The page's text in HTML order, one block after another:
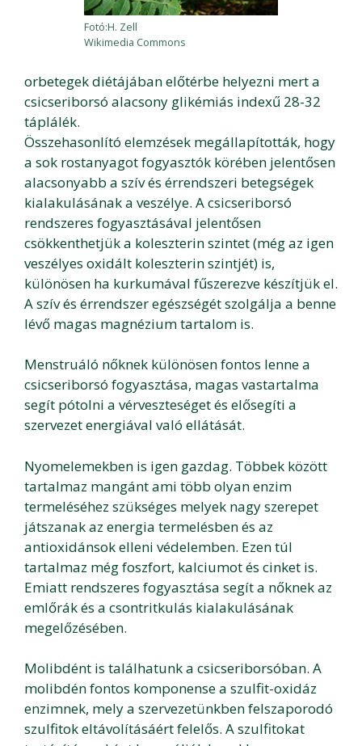
Fotó:H. Zell
Wikimedia Commons
orbetegek diétájában előtérbe helyezni mert a
csicseriborsó alacsony glikémiás indexű 28-32
táplálék.
Összehasonlító elemzések megállapították, hogy
a sok rostanyagot fogyasztók körében jelentősen
alacsonyabb a szív és érrendszeri betegségek
kialakulásának a veszélye. A csicseriborsó
rendszeres fogyasztásával jelentősen
csökkenthetjük a koleszterin szintet (még az igen
veszélyes oxidált koleszterin szintjét) is,
különösen ha kurkumával fűszerezve készítjük el.
A szív és érrendszer egészségét szolgálja a benne
lévő magas magnézium tartalom is.
Menstruáló nőknek különösen fontos lenne a
csicseriborsó fogyasztása, magas vastartalma
segít pótolni a vérveszteséget és elősegíti a
szervezet energiával való ellátását.
Nyomelemekben is igen gazdag. Többek között
tartalmaz mangánt ami több olyan enzim
termeléséhez szükséges melyek nagy szerepet
játszanak az energia termelésben és az
antioxidánsok elleni védelemben. Ezen túl
tartalmaz még foszfort, kalciumot és cinket is.
Emiatt rendszeres fogyasztása segít a nőknek az
emlőrák és a csontritkulás kialakulásának
megelőzésében.
Molibdént is találhatunk a csicseriborsóban. A
molibdén fontos komponense a szulfit-oxidáz
enzimnek, mely a szervezetünkben felszaporodó
szulfitok eltávolításáért felelős. A szulfitokat